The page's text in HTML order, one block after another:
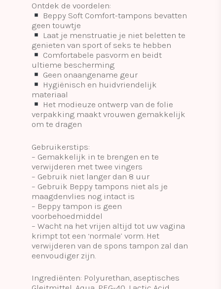
Ontdek de voordelen:
Beppy Soft Comfort-tampons bevatten
geen touwtje
Laat je menstruatie je niet beletten te
genieten van sport of seks te hebben
Comfortabele pasvorm en beidt
ultieme bescherming
Geen onaangename geur
Hygiënisch en huidvriendelijk
materiaal
Het modieuze ontwerp van de folie
verpakking maakt vrouwen gemakkelijk
om te dragen
Gebruikerstips:
– Gemakkelijk in te brengen en te
verwijderen met twee vingers
– Gebruik niet langer dan 8 uur
– Gebruik Beppy tampons niet als je
maagdenvlies nog intact is
– Beppy tampon is geen
voorbehoedmiddel
– Wacht na het vrijen altijd tot uw vagina
krimpt tot een ‘normale’ vorm. Het
verwijderen van de spons tampon zal dan
eenvoudiger zijn.
Ingrediënten: Polyurethan, aseptisches